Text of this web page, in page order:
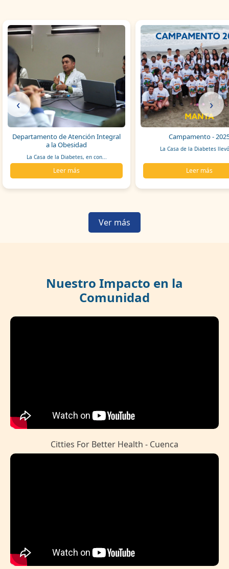
‹
Departamento de Atención Integral
a la Obesidad
La Casa de la Diabetes, en con...
Leer más
Campamento -
La Casa de la Diabetes
Leer más
›
Ver más
Nuestro Impacto en la
Comunidad
Citties For Better Health - Cuenca